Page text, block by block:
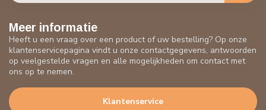
Meer informatie
Heeft u een vraag over een product of uw bestelling? Op onze
klantenservicepagina vindt u onze contactgegevens, antwoorden
op veelgestelde vragen en alle mogelijkheden om contact met
ons op te nemen.
Klantenservice